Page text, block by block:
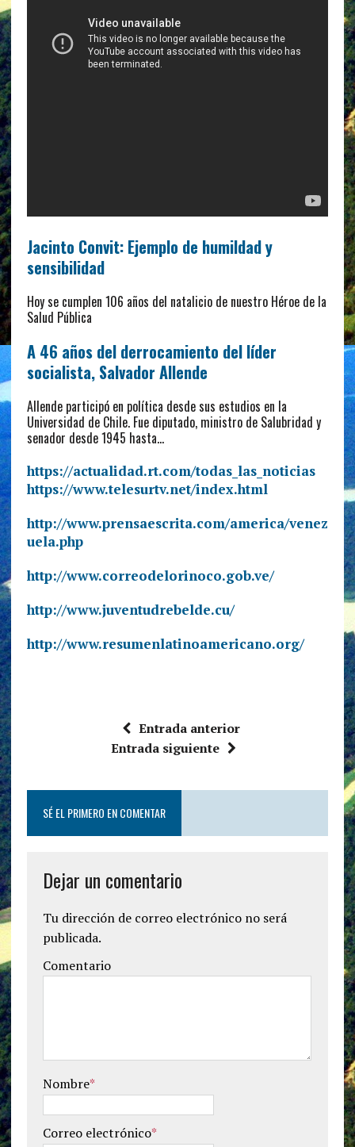
Jacinto Convit: Ejemplo de humildad y
sensibilidad
Hoy se cumplen 106 años del natalicio de nuestro Héroe de la
Salud Pública
A 46 años del derrocamiento del líder
socialista, Salvador Allende
Allende participó en política desde sus estudios en la
Universidad de Chile. Fue diputado, ministro de Salubridad y
senador desde 1945 hasta…
https://actualidad.rt.com/todas_las_noticias
https://www.telesurtv.net/index.html
http://www.prensaescrita.com/america/venez
uela.php
http://www.correodelorinoco.gob.ve/
http://www.juventudrebelde.cu/
http://www.resumenlatinoamericano.org/
Entrada anterior
Entrada siguiente
SÉ EL PRIMERO EN COMENTAR
Dejar un comentario
Tu dirección de correo electrónico no será
publicada.
Comentario
Nombre*
Correo electrónico*